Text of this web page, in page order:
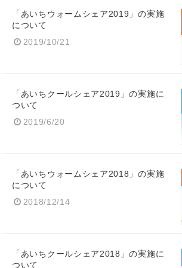
「あいちウォームシェア2019」の実施
について
2019/10/21
「あいちクールシェア2019」の実施に
ついて
2019/6/20
「あいちウォームシェア2018」の実施
について
2018/12/14
「あいちクールシェア2018」の実施に
ついて